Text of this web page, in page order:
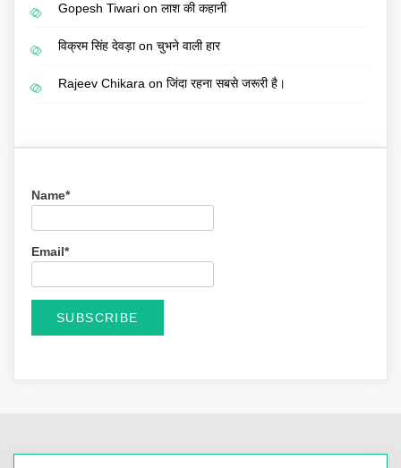
Gopesh Tiwari on लाश की कहानी
विक्रम सिंह देवड़ाon चुभने वाली हार
Rajeev Chikara on जिंदा रहना सबसे जरूरी है।
Name*
Email*